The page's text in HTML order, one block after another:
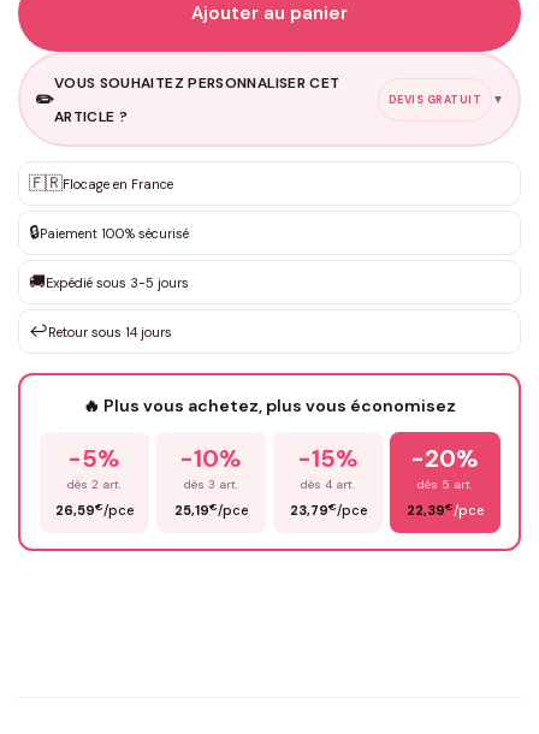
Ajouter au panier
✏️
VOUS SOUHAITEZ PERSONNALISER CET
ARTICLE ?
DEVIS GRATUIT ▼
✨ Personnalisation sur mesure
Votre texte / idée*
🇫🇷Flocage en France
🔒Paiement 100% sécurisé
🚚Expédié sous 3-5 jours
↩️Retour sous 14 jours
🔥 Plus vous achetez, plus vous économisez
-5%
dès 2 art.
26,59€/pce
-10%
dès 3 art.
25,19€/pce
-15%
dès 4 art.
23,79€/pce
-20%
dès 5 art.
22,39€/pce